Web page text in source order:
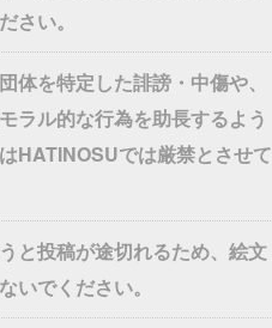
さい。
体を特定した誹謗・中傷や、
ラル的な行為を助長するよう
HATINOSUでは厳禁とさせて
と投稿が途切れるため、絵文
いでください。